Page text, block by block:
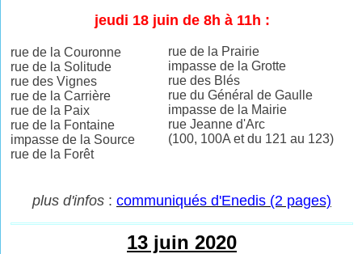
jeudi 18 juin de 8h à 11h :
rue de la Couronne
rue de la Solitude
rue des Vignes
rue de la Carrière
rue de la Paix
rue de la Fontaine
impasse de la Source
rue de la Forêt
rue de la Prairie
impasse de la Grotte
rue des Blés
rue du Général de Gaulle
impasse de la Mairie
rue Jeanne d'Arc
(100, 100A et du 121 au 123)
plus d'infos : communiqués d'Enedis (2 pages)
13 juin 2020